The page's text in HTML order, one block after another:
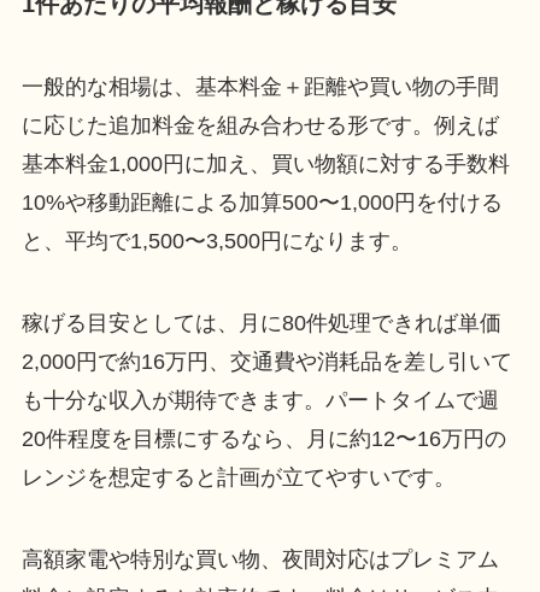
一般的な相場は、基本料金＋距離や買い物の手間
に応じた追加料金を組み合わせる形です。例えば
基本料金1,000円に加え、買い物額に対する手数料
10%や移動距離による加算500〜1,000円を付ける
と、平均で1,500〜3,500円になります。
稼げる目安としては、月に80件処理できれば単価
2,000円で約16万円、交通費や消耗品を差し引いて
も十分な収入が期待できます。パートタイムで週
20件程度を目標にするなら、月に約12〜16万円の
レンジを想定すると計画が立てやすいです。
高額家電や特別な買い物、夜間対応はプレミアム